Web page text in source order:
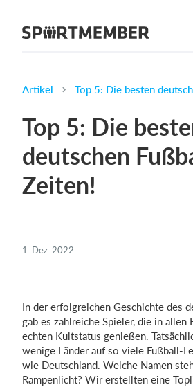
Über SportMember
Funktionen
Trainingsplan
Mitgliedsbeitrag
Belegungsplan
Deutsch
Einloggen
Artikel Top 5: Die besten
Top 5: Die
deutschen
Zeiten!
1. Dez. 2022
In der erfolgreichen Geschichte des
gab es zahlreiche Spieler, die in allen
echten Kultstatus genießen.
wenige Länder auf so viele Fußball-
wie Deutschland. Welche Namen
Rampenlicht? Wir erstellten eine